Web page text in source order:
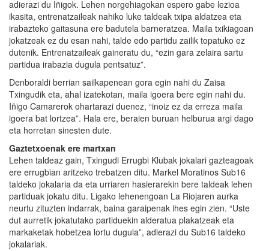
adierazi du Iñigok. Lehen norgehiagokan espero gabe lezioa
ikasita, entrenatzaileak nahiko luke taldeak txipa aldatzea eta
irabazteko gaitasuna ere badutela barneratzea. Maila txikiagoan
jokatzeak ez du esan nahi, talde edo partidu zailik topatuko ez
dutenik. Entrenatzaileak gaineratu du, “ezin gara zelaira sartu
partidua irabazia dugula pentsatuz”.
Denboraldi berrian sailkapenean gora egin nahi du Zaisa
Txingudik eta, ahal izatekotan, maila igoera bere egin nahi du.
Iñigo Camarerok ohartarazi duenez, “inoiz ez da erreza maila
igoera bat lortzea”. Hala ere, beraien buruan helburua argi dago
eta horretan sinesten dute.
Gaztetxoenak ere martxan
Lehen taldeaz gain, Txingudi Errugbi Klubak jokalari gazteagoak
ere errugbian aritzeko trebatzen ditu. Markel Moratinos Sub16
taldeko jokalaria da eta urriaren hasierarekin bere taldeak lehen
partiduak jokatu ditu. Ligako lehenengoan La Riojaren aurka
neurtu zituzten indarrak, baina garaipenak ihes egin zien. “Uste
dut aurretik jokatutako partiduekin alderatua plakatzeak eta
markaketak hobetzea lortu dugula”, adierazi du Sub16 taldeko
jokalariak.